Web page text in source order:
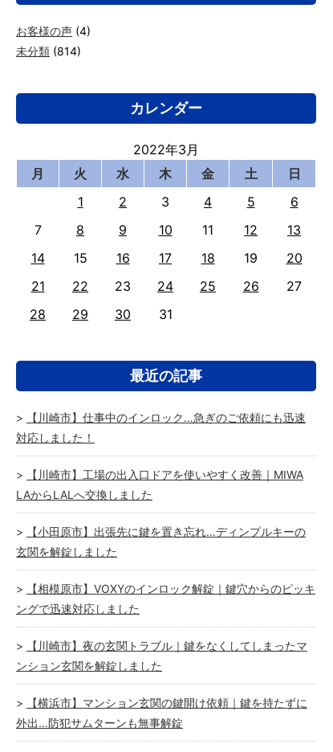
お客様の声 (4)
未分類 (814)
カレンダー
2022年3月
月
火 水 木 金 土
日
1
2 3 4 5
6
7
8 9 10 11 12
13
14
15 16 17 18 19
20
21
22 23 24 25 26
27
28
29 30 31
最近の記事
【川崎市】仕事中のインロック…急ぎのご依頼にも迅速
対応しました！
【川崎市】工場の出入口ドアを使いやすく改善｜MIWA
LAからLALへ交換しました
【小田原市】出張先に鍵を置き忘れ…ディンプルキーの
玄関を解錠しました
【相模原市】VOXYのインロック解錠｜鍵穴からのピッキ
ングで迅速対応しました
【川崎市】夜の玄関トラブル｜鍵をなくしてしまったマ
ンション玄関を解錠しました
【横浜市】マンション玄関の鍵開け依頼｜鍵を持たずに
外出…防犯サムターンも無事解錠